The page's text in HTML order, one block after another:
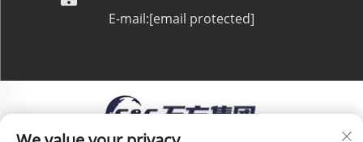
E-mail:[email protected]